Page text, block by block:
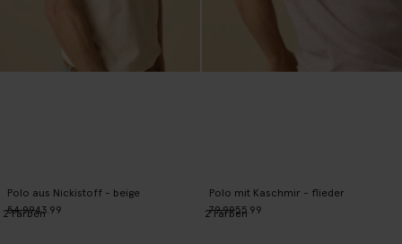
Polo aus Nickistoff - beige
54.9943.99
2Farben
Polo mit Kaschmir - flieder
79.9955.99
2Farben